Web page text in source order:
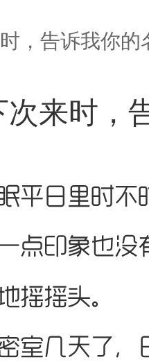
，告诉我你的
次来时，